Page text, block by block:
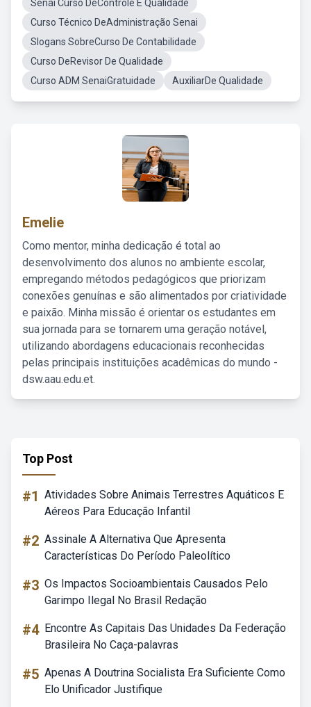
Senai Curso DeControle E Qualidade
Curso Técnico DeAdministração Senai
Slogans SobreCurso De Contabilidade
Curso DeRevisor De Qualidade
Curso ADM SenaiGratuidade
AuxiliarDe Qualidade
Emelie
Como mentor, minha dedicação é total ao
desenvolvimento dos alunos no ambiente escolar,
empregando métodos pedagógicos que priorizam
conexões genuínas e são alimentados por criatividade
e paixão. Minha missão é orientar os estudantes em
sua jornada para se tornarem uma geração notável,
utilizando abordagens educacionais reconhecidas
pelas principais instituições acadêmicas do mundo -
dsw.aau.edu.et.
Top Post
#1 Atividades Sobre Animais Terrestres Aquáticos E
Aéreos Para Educação Infantil
#2 Assinale A Alternativa Que Apresenta
Características Do Período Paleolítico
#3 Os Impactos Socioambientais Causados Pelo
Garimpo Ilegal No Brasil Redação
#4 Encontre As Capitais Das Unidades Da Federação
Brasileira No Caça-palavras
#5 Apenas A Doutrina Socialista Era Suficiente Como
Elo Unificador Justifique